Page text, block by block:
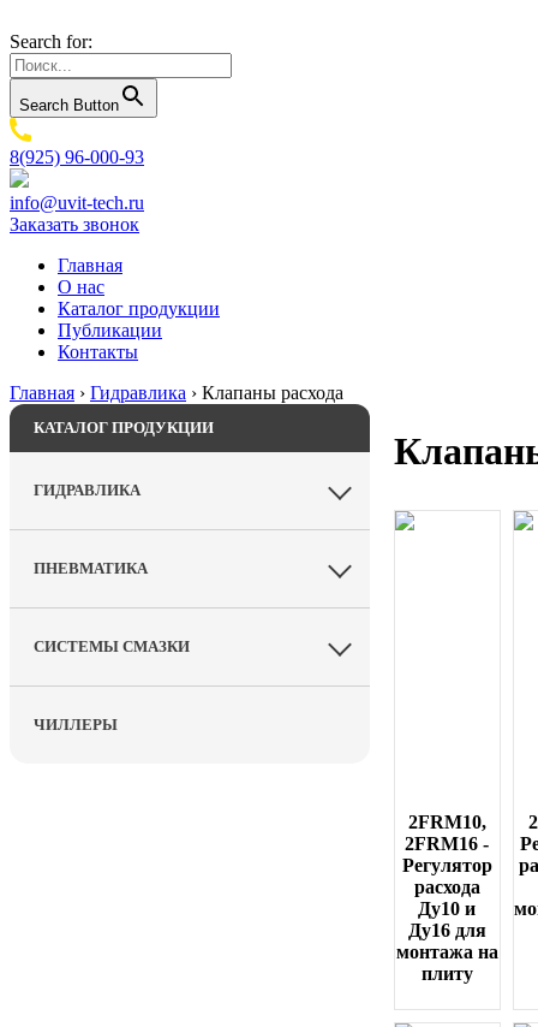
Search for:
Search Button
8(925) 96-000-93
info@uvit-tech.ru
Заказать звонок
Главная
О нас
Каталог продукции
Публикации
Контакты
Главная › Гидравлика › Клапаны расхода
КАТАЛОГ ПРОДУКЦИИ
ГИДРАВЛИКА
ПНЕВМАТИКА
СИСТЕМЫ СМАЗКИ
ЧИЛЛЕРЫ
2FRM10,
2FRM16 -
Регулятор
расхода
Ду10 и
Ду16 для
монтажа на
плиту